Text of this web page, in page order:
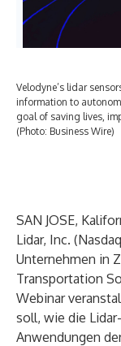
Velodyne’s lidar
information to
goal of saving lives,
(Photo: Business Wire)
SAN JOSE,
Lidar, Inc.
Unternehmen in
Transportation
Webinar
soll, wie die
Anwendungen